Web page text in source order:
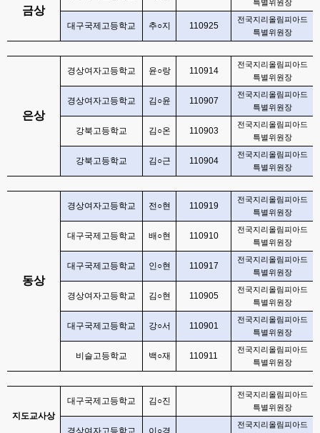
금상
특별위원장
대구국제고등학교 추○지 110925
전국지리올림피아드
특별위원장
은상
경상여자고등학교 윤○랑 110914
전국지리올림피아드
특별위원장
경상여자고등학교 김 ○윤 110907
전국지리올림피아드
특별위원장
강북고등학교 김 ○온 110903
전국지리올림피아드
특별위원장
강북고등학교 김 ○근 110904
전국지리올림피아드
특별위원장
동상
경상여자고등학교 전○현 110919
전국지리올림피아드
특별위원장
대구국제고등학교 배 ○현 110910
전국지리올림피아드
특별위원장
대구국제고등학교 인○현 110917
전국지리올림피아드
특별위원장
경상여자고등학교 김 ○현 110905
전국지리올림피아드
특별위원장
대구국제고등학교 강○서 110901
전국지리올림피아드
특별위원장
비슬고등학교 백○재 110911
전국지리올림피아드
특별위원장
지도교사상
대구국제고등학교 김 ○진
전국지리올림피아드
특별위원장
경상여자고등학교 이 ○경
전국지리올림피아드